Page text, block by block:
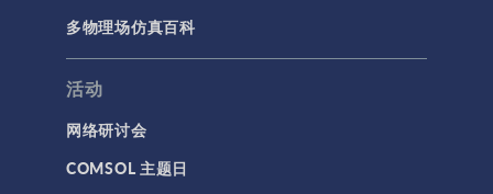
多物理场仿真百科
活动
网络研讨会
COMSOL 主题日